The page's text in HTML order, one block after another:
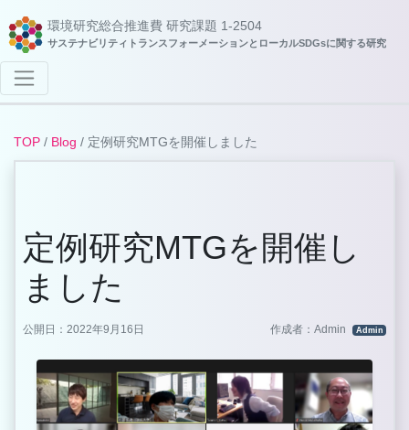
環境研究総合推進費 研究課題 1-2504
サステナビリティトランスフォーメーションとローカルSDGsに関する研究
TOP / Blog / 定例研究MTGを開催しました
定例研究MTGを開催し
ました
公開日：2022年9月16日 作成者：Admin Admin